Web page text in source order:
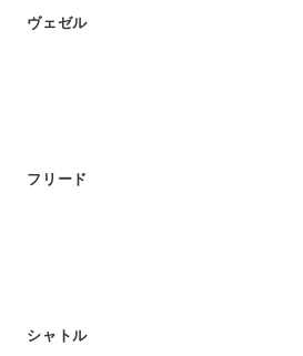
ヴェゼル
フリード
シャトル